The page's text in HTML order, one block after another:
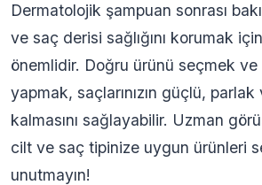
Dermatolojik şampuan sonrası
ve saç derisi sağlığını korumak
önemlidir. Doğru ürünü seçmek ve
yapmak, saçlarınızın güçlü, parlak
kalmasını sağlayabilir. Uzman
cilt ve saç tipinize uygun ürünleri
unutmayın!